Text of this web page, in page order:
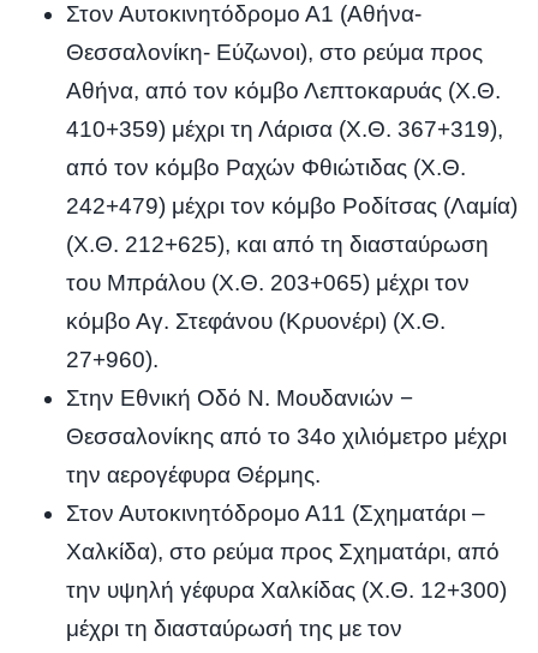
Στον Αυτοκινητόδρομο Α1 (Αθήνα-
Θεσσαλονίκη- Εύζωνοι), στο ρεύμα προς
Αθήνα, από τον κόμβο Λεπτοκαρυάς (Χ.Θ.
410+359) μέχρι τη Λάρισα (Χ.Θ. 367+319),
από τον κόμβο Ραχών Φθιώτιδας (Χ.Θ.
242+479) μέχρι τον κόμβο Ροδίτσας (Λαμία)
(Χ.Θ. 212+625), και από τη διασταύρωση
του Μπράλου (Χ.Θ. 203+065) μέχρι τον
κόμβο Αγ. Στεφάνου (Κρυονέρι) (Χ.Θ.
27+960).
Στην Εθνική Οδό Ν. Μουδανιών −
Θεσσαλονίκης από το 34ο χιλιόμετρο μέχρι
την αερογέφυρα Θέρμης.
Στον Αυτοκινητόδρομο Α11 (Σχηματάρι –
Χαλκίδα), στο ρεύμα προς Σχηματάρι, από
την υψηλή γέφυρα Χαλκίδας (Χ.Θ. 12+300)
μέχρι τη διασταύρωσή της με τον